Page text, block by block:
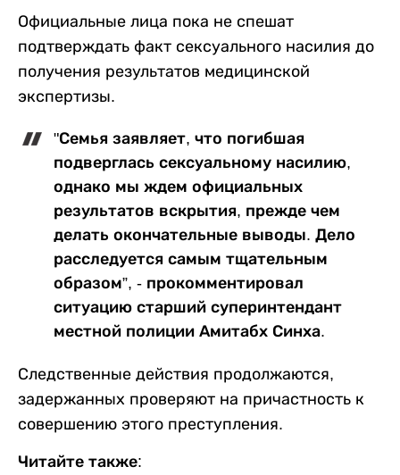
Официальные лица пока не спешат
подтверждать факт сексуального насилия до
получения результатов медицинской
экспертизы.
"Семья заявляет, что погибшая
подверглась сексуальному насилию,
однако мы ждем официальных
результатов вскрытия, прежде чем
делать окончательные выводы. Дело
расследуется самым тщательным
образом”, - прокомментировал
ситуацию старший суперинтендант
местной полиции Амитабх Синха.
Следственные действия продолжаются,
задержанных проверяют на причастность к
совершению этого преступления.
Читайте также: